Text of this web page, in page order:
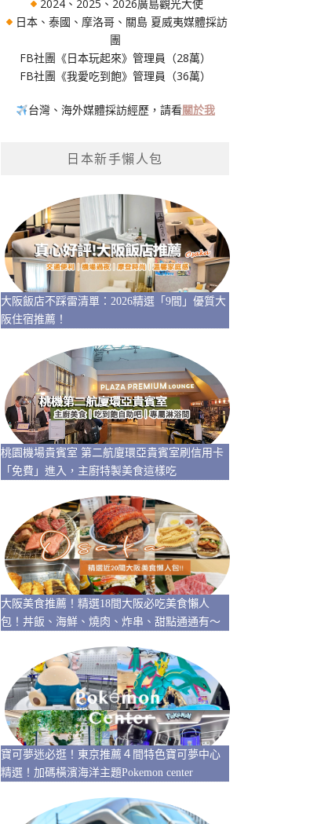
2024、2025、2026廣島觀光大使
日本、泰國、摩洛哥、關島 夏威夷媒體採訪
團
FB社團《日本玩起來》管理員（28萬）
FB社團《我愛吃到飽》管理員（36萬）
台灣、海外媒體採訪經歷，請看關於我
日本新手懶人包
大阪飯店不踩雷清單：2026精選「9間」優質大
阪住宿推薦！
桃園機場貴賓室 第二航廈環亞貴賓室刷信用卡
「免費」進入，主廚特製美食這樣吃
大阪美食推薦！精選18間大阪必吃美食懶人
包！丼飯、海鮮、燒肉、炸串、甜點通通有～
寶可夢迷必逛！東京推薦４間特色寶可夢中心
精選！加碼橫濱海洋主題Pokemon center